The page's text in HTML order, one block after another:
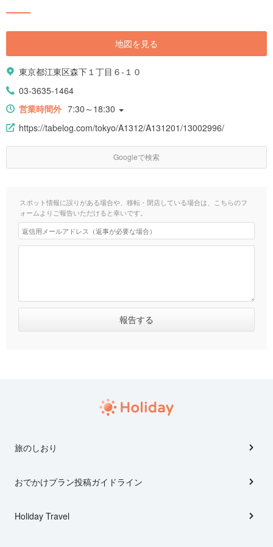
地図を見る
東京都江東区森下１丁目６-１０
03-3635-1464
営業時間外 7:30～18:30
https://tabelog.com/tokyo/A1312/A131201/13002996/
Googleで検索
スポット情報に誤りがある場合や、移転・閉店している場合は、こちらのフ
ォームよりご報告いただけると幸いです。
旅のしおり
おでかけプラン投稿ガイドライン
Holiday Travel